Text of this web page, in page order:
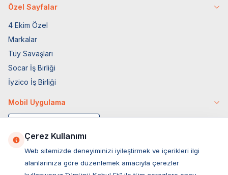
Özel Sayfalar
4 Ekim Özel
Markalar
Tüy Savaşları
Socar İş Birliği
İyzico İş Birliği
Mobil Uygulama
Çerez Kullanımı
Web sitemizde deneyiminizi iyileştirmek ve içerikleri ilgi
alanlarınıza göre düzenlemek amacıyla çerezler